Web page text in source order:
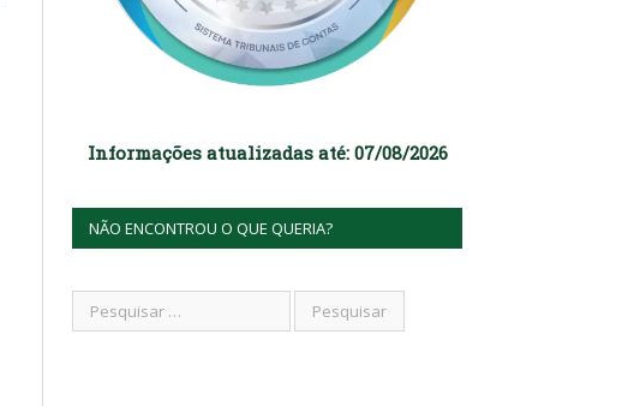
Informações atualizadas até: 07/08/2026
NÃO ENCONTROU O QUE QUERIA?